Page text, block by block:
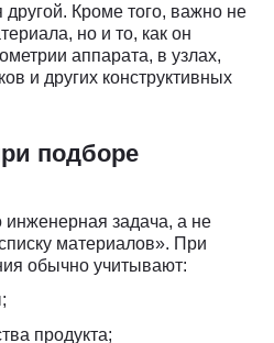
Кроме того, важно не
но и то, как он
аппарата, в узлах,
и других конструктивных
подборе
задача, а не
материалов». При
обычно учитывают:
продукта;